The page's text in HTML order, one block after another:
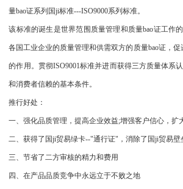
量bao证系列国ji标准---ISO9000系列标准。
该标准的诞生是世界范围质量管理和质量bao证工作
各国工业企业的质量管理和供需双方的质量bao证，
的作用。贯彻ISO9001标准并进而获得三方质量体系
和消费者信赖的基本条件。
推行好处：
一、强化品质管理，提高企业效益;增强客户信心，扩
二、获得了国ji贸易绿卡--"通行证"，消除了国ji贸易壁
三、节省了二方审核的精力和费用
四、在产品品质竞争中永远立于不败之地